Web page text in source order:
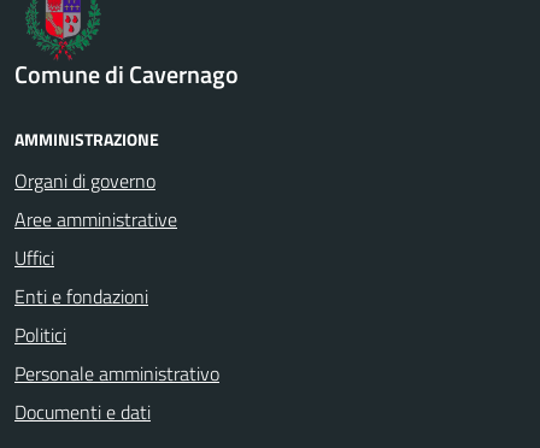
Comune di Cavernago
AMMINISTRAZIONE
Organi di governo
Aree amministrative
Uffici
Enti e fondazioni
Politici
Personale amministrativo
Documenti e dati